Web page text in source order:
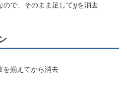
ので、そのまま足して を消去
を揃えてから消去